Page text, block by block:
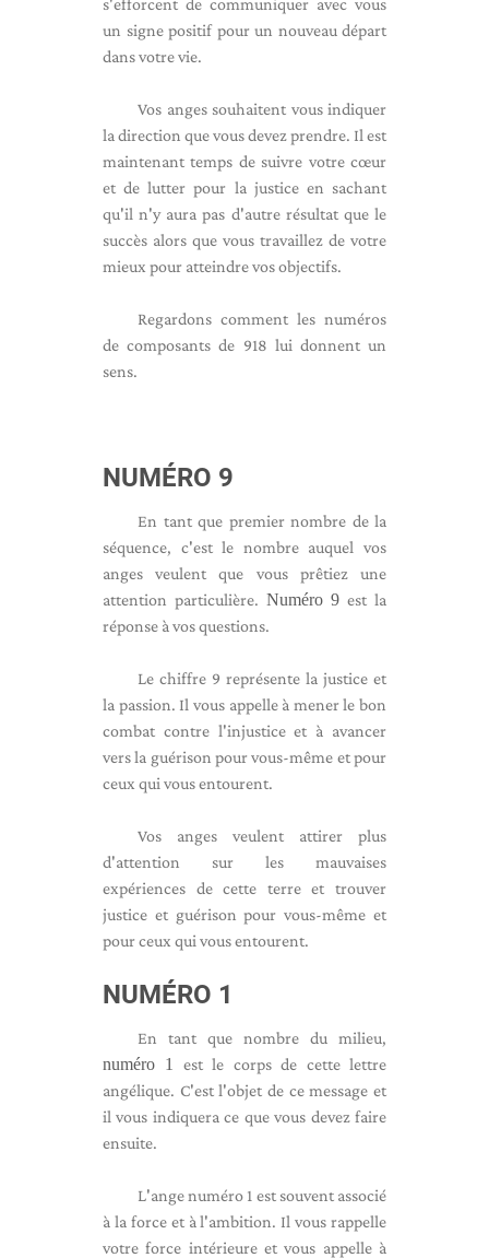
s'efforcent de communiquer avec vous
un signe positif pour un nouveau départ
dans votre vie.
Vos anges souhaitent vous indiquer
la direction que vous devez prendre. Il est
maintenant temps de suivre votre cœur
et de lutter pour la justice en sachant
qu'il n'y aura pas d'autre résultat que le
succès alors que vous travaillez de votre
mieux pour atteindre vos objectifs.
Regardons comment les numéros
de composants de 918 lui donnent un
sens.
NUMÉRO 9
En tant que premier nombre de la
séquence, c'est le nombre auquel vos
anges veulent que vous prêtiez une
attention particulière. Numéro 9 est la
réponse à vos questions.
Le chiffre 9 représente la justice et
la passion. Il vous appelle à mener le bon
combat contre l'injustice et à avancer
vers la guérison pour vous-même et pour
ceux qui vous entourent.
Vos anges veulent attirer plus
d'attention sur les mauvaises
expériences de cette terre et trouver
justice et guérison pour vous-même et
pour ceux qui vous entourent.
NUMÉRO 1
En tant que nombre du milieu,
numéro 1
est le corps de cette lettre
angélique. C'est l'objet de ce message et
il vous indiquera ce que vous devez faire
ensuite.
L'ange numéro 1 est souvent associé
à la force et à l'ambition. Il vous rappelle
votre force intérieure et vous appelle à